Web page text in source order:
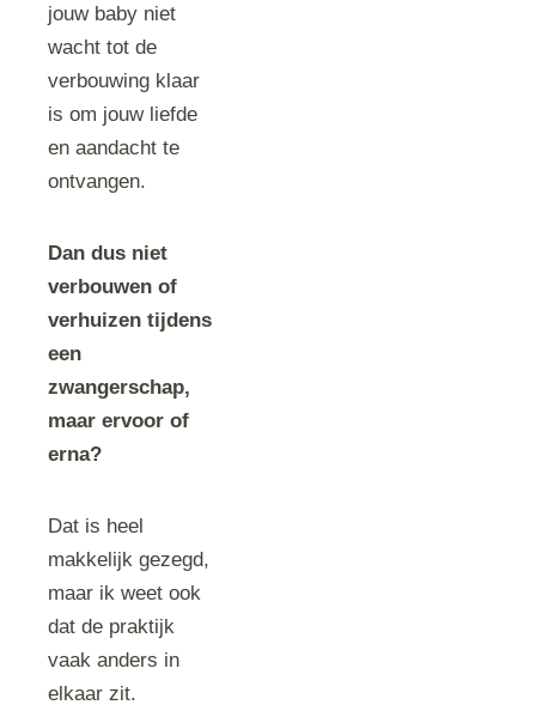
jouw baby niet
wacht tot de
verbouwing klaar
is om jouw liefde
en aandacht te
ontvangen.
Dan dus niet
verbouwen of
verhuizen tijdens
een
zwangerschap,
maar ervoor of
erna?
Dat is heel
makkelijk gezegd,
maar ik weet ook
dat de praktijk
vaak anders in
elkaar zit.